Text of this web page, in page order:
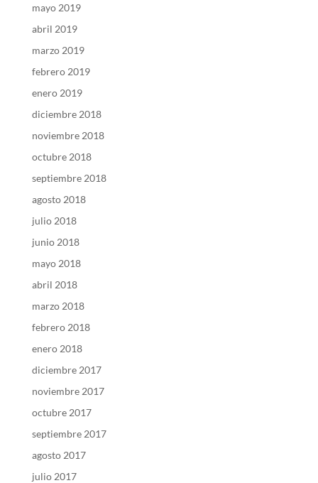
mayo 2019
abril 2019
marzo 2019
febrero 2019
enero 2019
diciembre 2018
noviembre 2018
octubre 2018
septiembre 2018
agosto 2018
julio 2018
junio 2018
mayo 2018
abril 2018
marzo 2018
febrero 2018
enero 2018
diciembre 2017
noviembre 2017
octubre 2017
septiembre 2017
agosto 2017
julio 2017